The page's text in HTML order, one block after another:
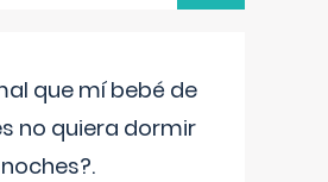
que mí bebé de
no quiera dormir